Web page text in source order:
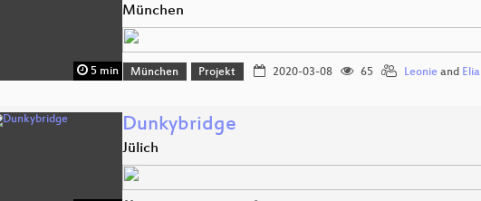
5 min
München
München Projekt 2020-03-08 65 Leonieand Elia
Dunkybridge
Jülich